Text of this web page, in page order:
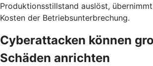
Produktionsstillstand auslöst,
Kosten der Betriebsunterbrechung.
Cyber­attacken können
Schäden anrichten